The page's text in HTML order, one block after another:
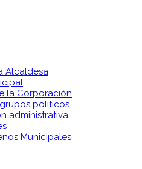
Alcaldesa
la Corporación
políticos
administrativa
Municipales